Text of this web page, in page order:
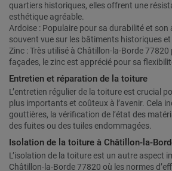
quartiers historiques, elles offrent une
esthétique agréable.
Ardoise : Populaire pour sa durabilité et son
souvent vue sur les bâtiments historiques
Zinc : Très utilisé à Châtillon-la-Borde
façades, le zinc est apprécié pour sa
Entretien et réparation de la toiture
L’entretien régulier de la toiture est crucial
plus importants et coûteux à l’avenir. Cela
gouttières, la vérification de l’état des
des fuites ou des tuiles endommagées.
Isolation de la toiture à Châtillon-la-
L’isolation de la toiture est un autre aspect
Châtillon-la-Borde 77820 où les normes